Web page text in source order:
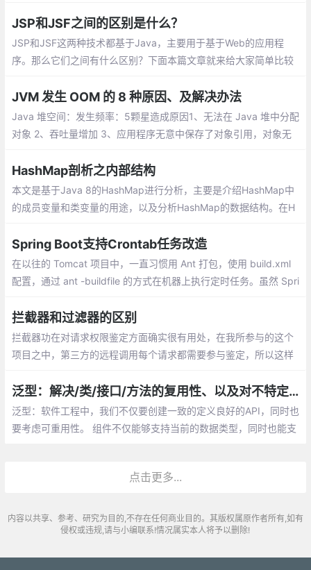
自己记忆。
JSP和JSF之间的区别是什么？
JSP和JSF这两种技术都基于Java，主要用于基于Web的应用程
序。那么它们之间有什么区别？下面本篇文章就来给大家简单比较
所帮助。
JVM 发生 OOM 的 8 种原因、及解决办法
Java 堆空间：发生频率：5颗星造成原因1、无法在 Java 堆中分配
对象 2、吞吐量增加 3、应用程序无意中保存了对象引用，对象无
HashMap剖析之内部结构
本文是基于Java 8的HashMap进行分析，主要是介绍HashMap中
的成员变量和类变量的用途，以及分析HashMap的数据结构。在H
我们更深入了解HashMap，下面是它们的介绍：
Spring Boot支持Crontab任务改造
在以往的 Tomcat 项目中，一直习惯用 Ant 打包，使用 build.xml
配置，通过 ant -buildfile 的方式在机器上执行定时任务。虽然 Spri
拦截器和过滤器的区别
拦截器功在对请求权限鉴定方面确实很有用处，在我所参与的这个
项目之中，第三方的远程调用每个请求都需要参与鉴定，所以这样
净
泛型：解决/类/接口/方法的复用性、以及对不特定数据类型的支持
泛型：软件工程中，我们不仅要创建一致的定义良好的API，同时也
要考虑可重用性。 组件不仅能够支持当前的数据类型，同时也能支
点击更多...
内容以共享、参考、研究为目的,不存在任何商业目的。其版权属原作者所有,如有
侵权或违规,请与小编联系!情况属实本人将予以删除!